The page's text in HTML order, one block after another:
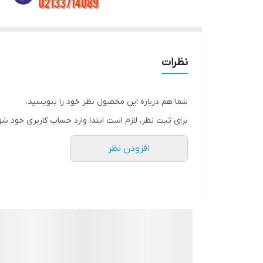
نظرات
شما هم درباره این محصول نظر خود را بنویسید.
برای ثبت نظر، لازم است ابتدا وارد حساب کاربری خود
افزودن نظر